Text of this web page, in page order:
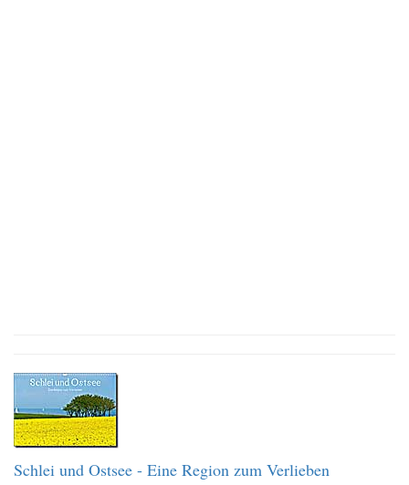
Schlei und Ostsee - Eine Region zum Verlieben